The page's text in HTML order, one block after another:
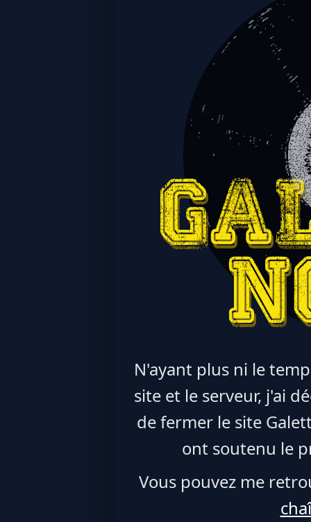
N'ayant plus ni le
site et le serveur, j'ai
de fermer le site
ont soutenu le
Vous pouvez me